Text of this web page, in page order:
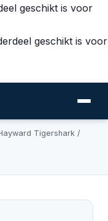
geschikt is voor
geschikt is voor
Tigershark /